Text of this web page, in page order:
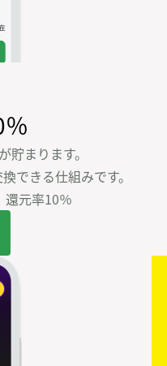
まります。
できる仕組みです。
元率10％